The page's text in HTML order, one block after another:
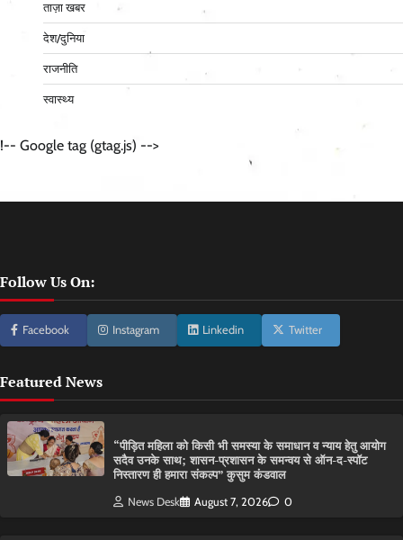
ताज़ा खबर
देश/दुनिया
राजनीति
स्वास्थ्य
!-- Google tag (gtag.js) -->
Follow Us On:
Facebook Instagram Linkedin Twitter
Featured News
“पीड़ित महिला को किसी भी समस्या के समाधान व न्याय हेतु आयोग
सदैव उनके साथ; शासन-प्रशासन के समन्वय से ऑन-द-स्पॉट
निस्तारण ही हमारा संकल्प” कुसुम कंडवाल
News Desk August 7, 2026 0